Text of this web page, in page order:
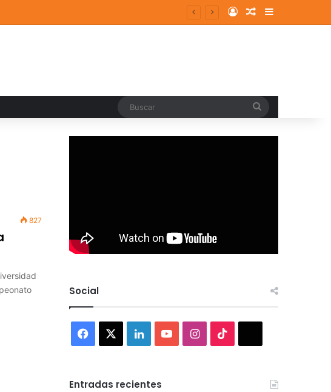
Log InRandom Article
Sidebar
827
Social
Facebook LinkedInYouTubeInstagram
Entradas recientes